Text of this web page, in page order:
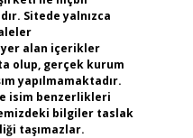
Sitede yalnızca
yer alan içerikler
olup, gerçek kurum
yapılmamaktadır.
isim benzerlikleri
bilgiler taslak
taşımazlar.